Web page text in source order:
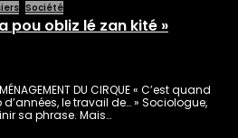
Société
pou obliz lé zan kité »
DU CIRQUE « C’est quand
le travail de… » Sociologue,
sa phrase. Mais…